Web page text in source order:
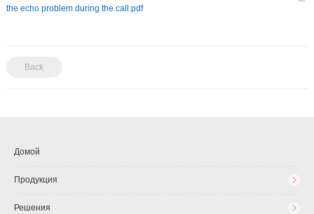
the echo problem during the call.pdf
Back
Домой
Продукция
Решения